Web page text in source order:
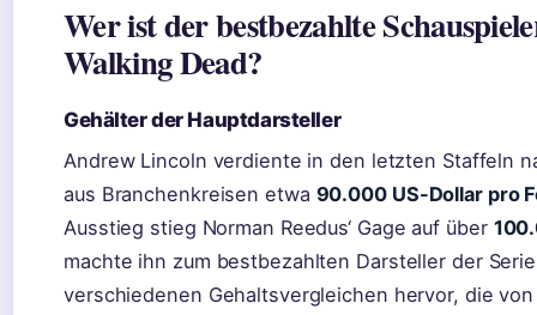
Wer ist der bestbezahlte
Walking Dead?
Gehälter der Hauptdarsteller
Andrew Lincoln verdiente in den letzten Staffeln
aus Branchenkreisen etwa 90.000 US-Dollar pro
Ausstieg stieg Norman Reedus‘ Gage auf über
machte ihn zum bestbezahlten Darsteller der
verschiedenen Gehaltsvergleichen hervor, die